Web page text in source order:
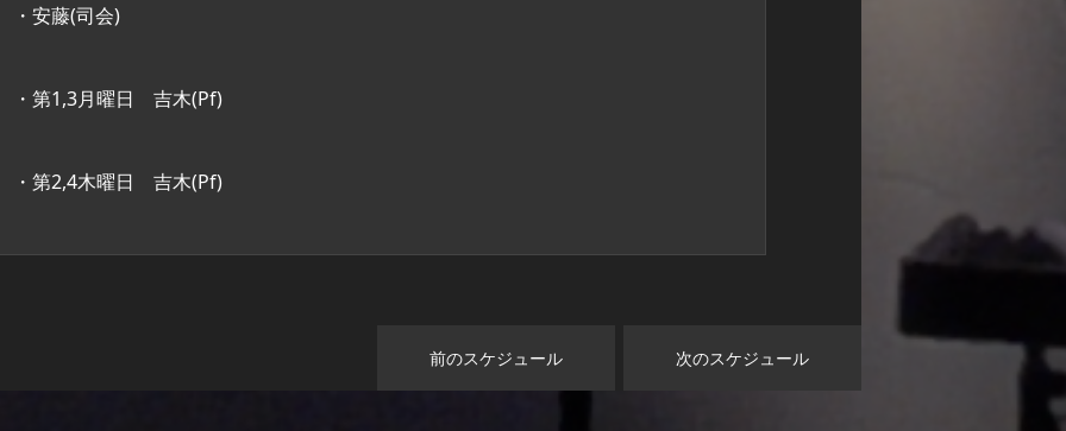
・安藤(司会)
・第1,3月曜日 吉木(Pf)
・第2,4木曜日 吉木(Pf)
前のスケジュール 次のスケジュール